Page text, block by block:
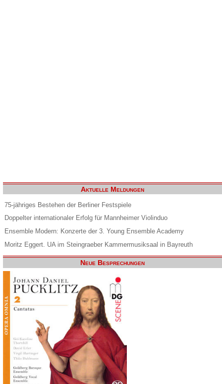
Aktuelle Meldungen
75-jähriges Bestehen der Berliner Festspiele
Doppelter internationaler Erfolg für Mannheimer Violinduo
Ensemble Modern: Konzerte der 3. Young Ensemble Academy
Moritz Eggert. UA im Steingraeber Kammermusiksaal in Bayreuth
Neue Besprechungen